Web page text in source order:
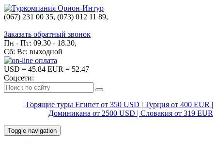
(067) 231 00 35, (073) 012 11 89,
Заказать обратный звонок
Пн - Пт: 09.30 - 18.30,
Сб: Вс: выходной
USD = 45.84 EUR = 52.47
Соцсети:
Горящие туры Египет от 350 USD | Турция от 400 EUR |
Доминикана от 2500 USD | Словакия от 319 EUR
Toggle navigation